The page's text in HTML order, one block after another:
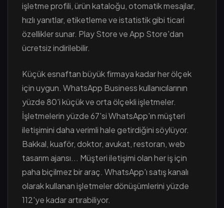
işletme profili, ürün kataloğu, otomatik mesajlar,
hızlı yanıtlar, etiketleme ve istatistik gibi ticari
özellikler sunar. Play Store ve App Store'dan
ücretsiz indirilebilir.
Küçük esnaftan büyük firmaya kadar her ölçek
için uygun. WhatsApp Business kullanıcılarının
yüzde 80'i küçük ve orta ölçekli işletmeler.
İşletmelerin yüzde 67'si WhatsApp'ın müşteri
iletişimini daha verimli hale getirdiğini söylüyor.
Bakkal, kuaför, doktor, avukat, restoran, web
tasarım ajansı... Müşteri iletişimi olan her iş için
paha biçilmez bir araç. WhatsApp'ı satış kanalı
olarak kullanan işletmeler dönüşümlerini yüzde
112'ye kadar artırabiliyor.